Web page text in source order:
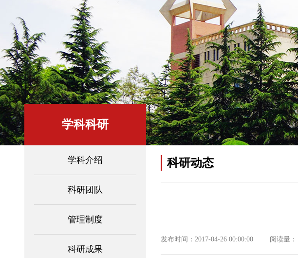
学科科研
学科介绍
科研团队
管理制度
科研成果
科研动态
发布时间：2017-04-26 00:00:00 阅读量：